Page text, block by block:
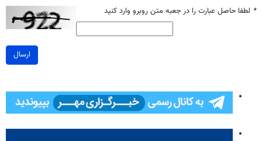
* لطفا حاصل عبارت را در جعبه متن روبرو وارد کنید
ارسال